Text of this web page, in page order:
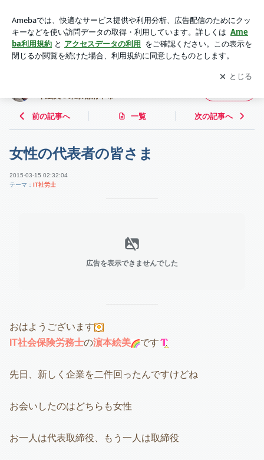
務士 濵本絵美＠東京都府中市~
アプリをダウンロードして ブログの更新通知
を受け取りまし
ょう。
開く
本絵美＠東京都府中市~
前の記事へ 一覧 次の記事へ
女性の代表者の皆さま
2015-03-15 02:32:04
テーマ： IT社労士
広告を表示できませんでした
おはようございます
IT社会保険労務士の濵本絵美 です
先日、新しく企業を二件回ったんですけどね
お会いしたのはどちらも女性
お一人は代表取締役、もう一人は取締役